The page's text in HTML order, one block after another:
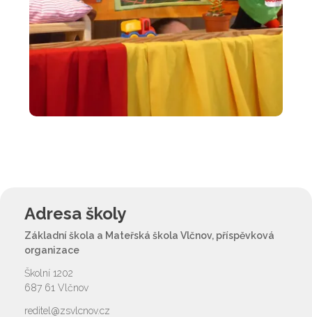
Adresa školy
Základní škola a Mateřská škola Vlčnov, příspěvková
organizace
Školní 1202
687 61 Vlčnov
reditel@zsvlcnov.cz